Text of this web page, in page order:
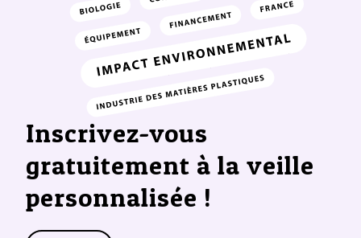
Inscrivez-vous
gratuitement à la veille
personnalisée !